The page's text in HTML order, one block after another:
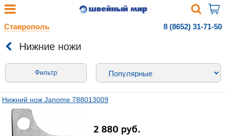
Ставрополь 8 (8652) 31-71-50
Нижние ножи
Фильтр
Нижний нож Janome 788013009
2 880 руб.